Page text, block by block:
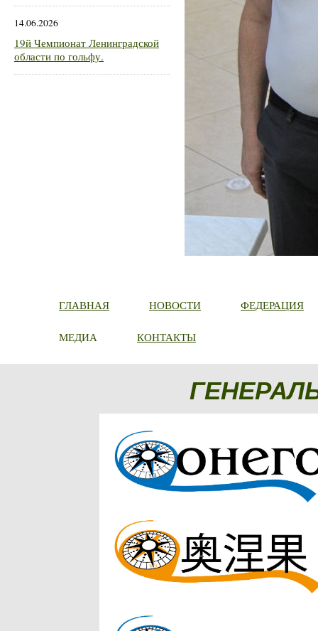
14.06.2026
19й Чемпионат Ленинградской
области по гольфу.
ГЛАВНАЯ НОВОСТИ ФЕДЕРАЦИЯ
МЕДИА КОНТАКТЫ